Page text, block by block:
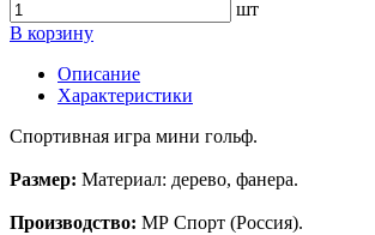
шт
В корзину
Описание
Характеристики
Спортивная игра мини гольф.
Размер: Материал: дерево, фанера.
Производство: МР Спорт (Россия).